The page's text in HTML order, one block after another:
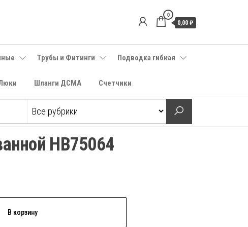
0
0,00 ₽
Трубы и Фитинги Подводка гибкая
Шланги ДСМА Счетчики
HB75064
В корзину